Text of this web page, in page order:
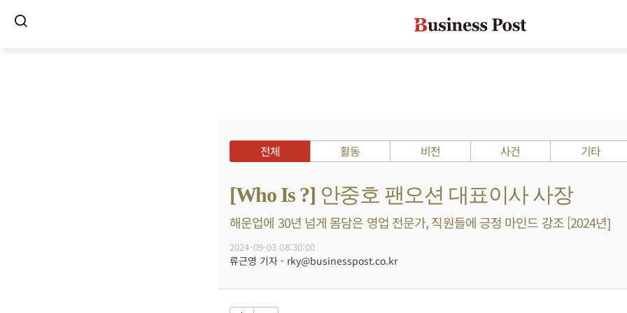
전체 활동 비전 사건 기타
[Who Is ?] 안중호 팬오션 대표이사 사장
해운업에 30년 넘게 몸담은 영업 전문가, 직원들에 긍정 마인드 강조 [2024년]
2024-09-03 08:30:00
류근영 기자 - rky@businesspost.co.kr